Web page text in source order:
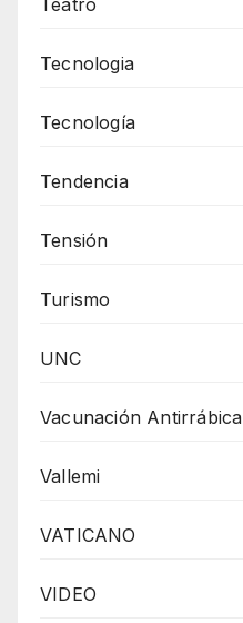
Teatro
Tecnologia
Tecnología
Tendencia
Tensión
Turismo
UNC
Vacunación Antirrábica
Vallemi
VATICANO
VIDEO